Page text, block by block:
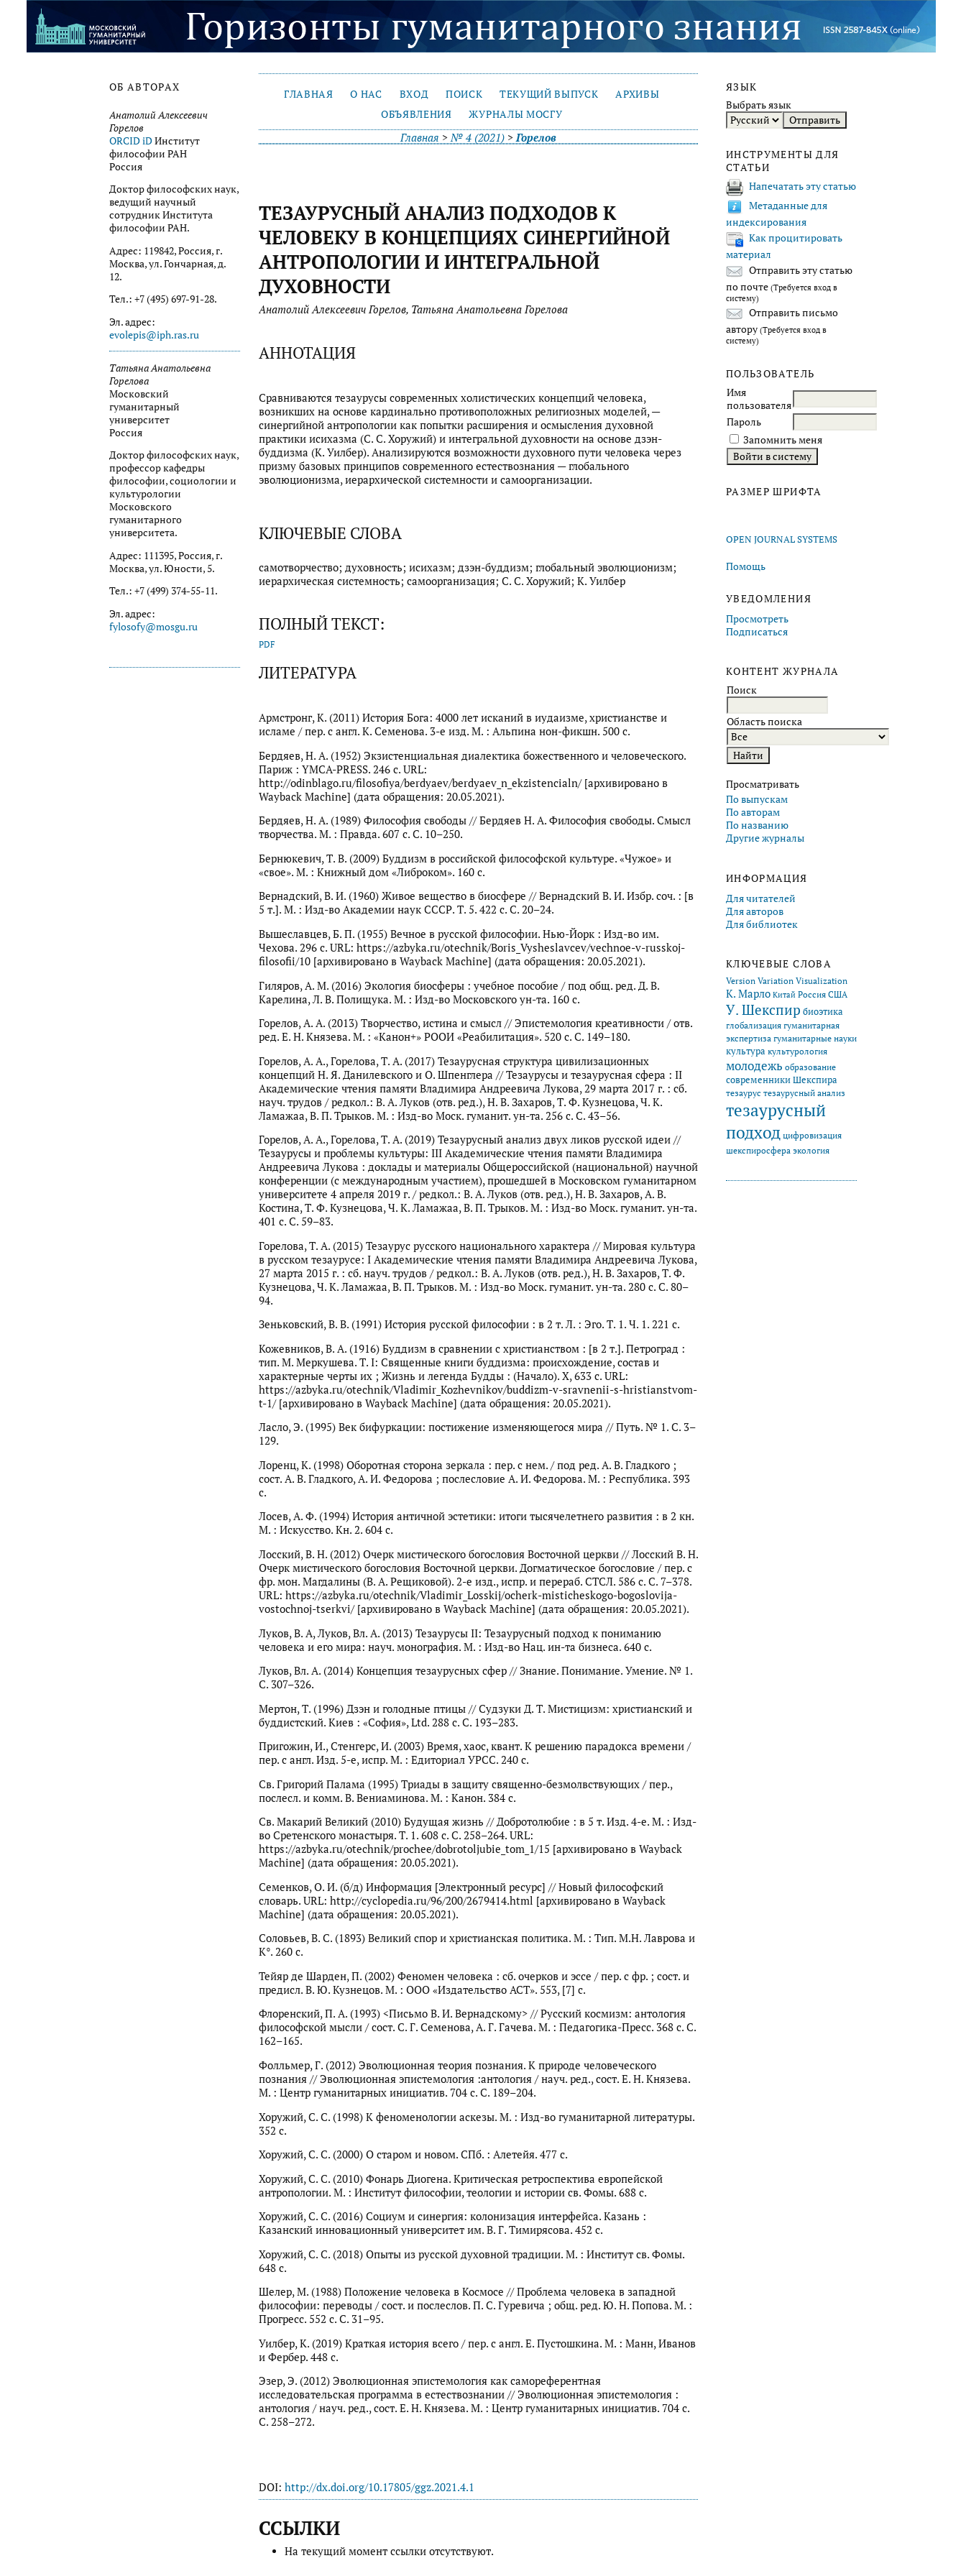
ОБ АВТОРАХ
Анатолий Алексеевич
Горелов
ORCID iDИнститут
философии РАН
Россия
Доктор философских наук,
ведущий научный
сотрудник Института
философии РАН.
Адрес: 119842, Россия, г.
Москва, ул. Гончарная, д.
12.
Тел.: +7 (495) 697-91-28.
Эл. адрес:
evolepis@iph.ras.ru
Татьяна Анатольевна
Горелова
Московский
гуманитарный
университет
Россия
Доктор философских наук,
профессор кафедры
философии, социологии и
культурологии
Московского
гуманитарного
университета.
Адрес: 111395, Россия, г.
Москва, ул. Юности, 5.
Тел.: +7 (499) 374-55-11.
Эл. адрес:
fylosofy@mosgu.ru
ЯЗЫК
Выбрать язык
ИНСТРУМЕНТЫ ДЛЯ
СТАТЬИ
Напечатать эту статью
Метаданные для
индексирования
Как процитировать
материал
Отправить эту статью
по почте (Требуется вход в
систему)
Отправить письмо
автору (Требуется вход в
систему)
ПОЛЬЗОВАТЕЛЬ
Имя
пользователя
Пароль
Запомнить меня
РАЗМЕР ШРИФТА
OPEN JOURNAL SYSTEMS
Помощь
УВЕДОМЛЕНИЯ
Просмотреть
Подписаться
КОНТЕНТ ЖУРНАЛА
Поиск
Область поиска
Просматривать
По выпускам
По авторам
По названию
Другие журналы
ИНФОРМАЦИЯ
Для читателей
Для авторов
Для библиотек
КЛЮЧЕВЫЕ СЛОВА
Version Variation Visualization
К. Марло Китай Россия США
У. Шекспир биоэтика
глобализациягуманитарная
экспертиза гуманитарные науки
культура культурология
молодежь образование
современники Шекспира
тезаурус тезаурусный анализ
тезаурусный
подход цифровизация
шекспиросфера экология
ГЛАВНАЯ О НАС ВХОД ПОИСК ТЕКУЩИЙ ВЫПУСК
АРХИВЫ
ОБЪЯВЛЕНИЯ
ЖУРНАЛЫ МОСГУ
Главная >№ 4 (2021) >Горелов
ТЕЗАУРУСНЫЙ АНАЛИЗ ПОДХОДОВ К
ЧЕЛОВЕКУ В КОНЦЕПЦИЯХ СИНЕРГИЙНОЙ
АНТРОПОЛОГИИ И ИНТЕГРАЛЬНОЙ
ДУХОВНОСТИ
Анатолий Алексеевич Горелов, Татьяна Анатольевна Горелова
АННОТАЦИЯ
Сравниваются тезаурусы современных холистических концепций человека,
возникших на основе кардинально противоположных религиозных моделей, —
синергийной антропологии как попытки расширения и осмысления духовной
практики исихазма (С. С. Хоружий) и интегральной духовности на основе дзэн-
буддизма (К. Уилбер). Анализируются возможности духовного пути человека через
призму базовых принципов современного естествознания — глобального
эволюционизма, иерархической системности и самоорганизации.
КЛЮЧЕВЫЕ СЛОВА
самотворчество; духовность; исихазм; дзэн-буддизм; глобальный эволюционизм;
иерархическая системность; самоорганизация; С. С. Хоружий; К. Уилбер
ПОЛНЫЙ ТЕКСТ:
PDF
ЛИТЕРАТУРА
Армстронг, К. (2011) История Бога: 4000 лет исканий в иудаизме, христианстве и
исламе / пер. с англ. К. Семенова. 3-е изд. М. : Альпина нон-фикшн. 500 с.
Бердяев, Н. А. (1952) Экзистенциальная диалектика божественного и человеческого.
Париж : YMCA-PRESS. 246 с. URL:
http://odinblago.ru/filosofiya/berdyaev/berdyaev_n_ekzistencialn/ [архивировано в
Wayback Machine] (дата обращения: 20.05.2021).
Бердяев, Н. А. (1989) Философия свободы // Бердяев Н. А. Философия свободы. Смысл
творчества. М. : Правда. 607 с. С. 10–250.
Бернюкевич, Т. В. (2009) Буддизм в российской философской культуре. «Чужое» и
«свое». М. : Книжный дом «Либроком». 160 с.
Вернадский, В. И. (1960) Живое вещество в биосфере // Вернадский В. И. Избр. соч. : [в
5 т.]. М. : Изд-во Академии наук СССР. Т. 5. 422 с. С. 20–24.
Вышеславцев, Б. П. (1955) Вечное в русской философии. Нью-Йорк : Изд-во им.
Чехова. 296 с. URL: https://azbyka.ru/otechnik/Boris_Vysheslavcev/vechnoe-v-russkoj-
filosofii/10 [архивировано в Wayback Machine] (дата обращения: 20.05.2021).
Гиляров, А. М. (2016) Экология биосферы : учебное пособие / под общ. ред. Д. В.
Карелина, Л. В. Полищука. М. : Изд-во Московского ун-та. 160 с.
Горелов, А. А. (2013) Творчество, истина и смысл // Эпистемология креативности / отв.
ред. Е. Н. Князева. М. : «Канон+» РООИ «Реабилитация». 520 с. С. 149–180.
Горелов, А. А., Горелова, Т. А. (2017) Тезаурусная структура цивилизационных
концепций Н. Я. Данилевского и О. Шпенглера // Тезаурусы и тезаурусная сфера : II
Академические чтения памяти Владимира Андреевича Лукова, 29 марта 2017 г. : сб.
науч. трудов / редкол.: В. А. Луков (отв. ред.), Н. В. Захаров, Т. Ф. Кузнецова, Ч. К.
Ламажаа, В. П. Трыков. М. : Изд-во Моск. гуманит. ун-та. 256 с. С. 43–56.
Горелов, А. А., Горелова, Т. А. (2019) Тезаурусный анализ двух ликов русской идеи //
Тезаурусы и проблемы культуры: III Академические чтения памяти Владимира
Андреевича Лукова : доклады и материалы Общероссийской (национальной) научной
конференции (с международным участием), прошедшей в Московском гуманитарном
университете 4 апреля 2019 г. / редкол.: В. А. Луков (отв. ред.), Н. В. Захаров, А. В.
Костина, Т. Ф. Кузнецова, Ч. К. Ламажаа, В. П. Трыков. М. : Изд-во Моск. гуманит. ун-та.
401 с. С. 59–83.
Горелова, Т. А. (2015) Тезаурус русского национального характера // Мировая культура
в русском тезаурусе: I Академические чтения памяти Владимира Андреевича Лукова,
27 марта 2015 г. : сб. науч. трудов / редкол.: В. А. Луков (отв. ред.), Н. В. Захаров, Т. Ф.
Кузнецова, Ч. К. Ламажаа, В. П. Трыков. М. : Изд-во Моск. гуманит. ун-та. 280 с. С. 80–
94.
Зеньковский, В. В. (1991) История русской философии : в 2 т. Л. : Эго. Т. 1. Ч. 1. 221 с.
Кожевников, В. А. (1916) Буддизм в сравнении с христианством : [в 2 т.]. Петроград :
тип. М. Меркушева. Т. I: Священные книги буддизма: происхождение, состав и
характерные черты их ; Жизнь и легенда Будды : (Начало). X, 633 с. URL:
https://azbyka.ru/otechnik/Vladimir_Kozhevnikov/buddizm-v-sravnenii-s-hristianstvom-
t-1/ [архивировано в Wayback Machine] (дата обращения: 20.05.2021).
Ласло, Э. (1995) Век бифуркации: постижение изменяющегося мира // Путь. № 1. С. 3–
129.
Лоренц, К. (1998) Оборотная сторона зеркала : пер. с нем. / под ред. А. В. Гладкого ;
сост. А. В. Гладкого, А. И. Федорова ; послесловие А. И. Федорова. М. : Республика. 393
с.
Лосев, А. Ф. (1994) История античной эстетики: итоги тысячелетнего развития : в 2 кн.
М. : Искусство. Кн. 2. 604 с.
Лосский, В. Н. (2012) Очерк мистического богословия Восточной церкви // Лосский В. Н.
Очерк мистического богословия Восточной церкви. Догматическое богословие / пер. с
фр. мон. Магдалины (В. А. Рещиковой). 2-е изд., испр. и перераб. СТСЛ. 586 с. С. 7–378.
URL: https://azbyka.ru/otechnik/Vladimir_Losskij/ocherk-misticheskogo-bogoslovija-
vostochnoj-tserkvi/ [архивировано в Wayback Machine] (дата обращения: 20.05.2021).
Луков, В. А, Луков, Вл. А. (2013) Тезаурусы II: Тезаурусный подход к пониманию
человека и его мира: науч. монография. М. : Изд-во Нац. ин-та бизнеса. 640 с.
Луков, Вл. А. (2014) Концепция тезаурусных сфер // Знание. Понимание. Умение. № 1.
С. 307–326.
Мертон, Т. (1996) Дзэн и голодные птицы // Судзуки Д. Т. Мистицизм: христианский и
буддистский. Киев : «София», Ltd. 288 с. С. 193–283.
Пригожин, И., Стенгерс, И. (2003) Время, хаос, квант. К решению парадокса времени /
пер. с англ. Изд. 5-е, испр. М. : Едиториал УРСС. 240 с.
Св. Григорий Палама (1995) Триады в защиту священно-безмолвствующих / пер.,
послесл. и комм. В. Вениаминова. М. : Канон. 384 с.
Св. Макарий Великий (2010) Будущая жизнь // Добротолюбие : в 5 т. Изд. 4-е. М. : Изд-
во Сретенского монастыря. Т. 1. 608 с. С. 258–264. URL:
https://azbyka.ru/otechnik/prochee/dobrotoljubie_tom_1/15 [архивировано в Wayback
Machine] (дата обращения: 20.05.2021).
Семенков, О. И. (б/д) Информация [Электронный ресурс] // Новый философский
словарь. URL: http://cyclopedia.ru/96/200/2679414.html [архивировано в Wayback
Machine] (дата обращения: 20.05.2021).
Соловьев, В. С. (1893) Великий спор и христианская политика. М. : Тип. М.Н. Лаврова и
К°. 260 с.
Тейяр де Шарден, П. (2002) Феномен человека : сб. очерков и эссе / пер. с фр. ; сост. и
предисл. В. Ю. Кузнецов. М. : ООО «Издательство АСТ». 553, [7] с.
Флоренский, П. А. (1993) <Письмо В. И. Вернадскому> // Русский космизм: антология
философской мысли / сост. С. Г. Семенова, А. Г. Гачева. М. : Педагогика-Пресс. 368 с. С.
162–165.
Фолльмер, Г. (2012) Эволюционная теория познания. К природе человеческого
познания // Эволюционная эпистемология :антология / науч. ред., сост. Е. Н. Князева.
М. : Центр гуманитарных инициатив. 704 с. С. 189–204.
Хоружий, С. С. (1998) К феноменологии аскезы. М. : Изд-во гуманитарной литературы.
352 с.
Хоружий, С. С. (2000) О старом и новом. СПб. : Алетейя. 477 с.
Хоружий, С. С. (2010) Фонарь Диогена. Критическая ретроспектива европейской
антропологии. М. : Институт философии, теологии и истории св. Фомы. 688 с.
Хоружий, С. С. (2016) Социум и синергия: колонизация интерфейса. Казань :
Казанский инновационный университет им. В. Г. Тимирясова. 452 с.
Хоружий, С. С. (2018) Опыты из русской духовной традиции. М. : Институт св. Фомы.
648 с.
Шелер, М. (1988) Положение человека в Космосе // Проблема человека в западной
философии: переводы / сост. и послеслов. П. С. Гуревича ; общ. ред. Ю. Н. Попова. М. :
Прогресс. 552 с. С. 31–95.
Уилбер, К. (2019) Краткая история всего / пер. с англ. Е. Пустошкина. М. : Манн, Иванов
и Фербер. 448 с.
Эзер, Э. (2012) Эволюционная эпистемология как самореферентная
исследовательская программа в естествознании // Эволюционная эпистемология :
антология / науч. ред., сост. Е. Н. Князева. М. : Центр гуманитарных инициатив. 704 с.
С. 258–272.
DOI: http://dx.doi.org/10.17805/ggz.2021.4.1
ССЫЛКИ
На текущий момент ссылки отсутствуют.